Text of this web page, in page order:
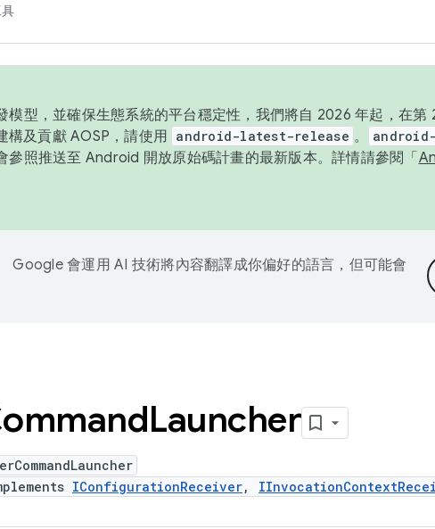
模型，並確保生態系統的平台穩定性，我們將自 2026 年起，在第
構及貢獻 AOSP，請使用 android-latest-release 。
參照推送至 Android 開放原始碼計畫的最新版本。詳情請參閱「
Google 會運用 AI 技術將內容翻譯成你偏好的語言，但可能會
Launcher
IConfigurationReceiver,